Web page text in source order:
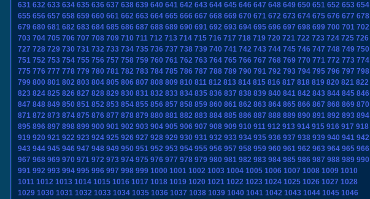
631 632 633 634 635 636 637 638 639 640 641 642 643 644 645 646 647 648 649 650 651 652 653 654
655 656 657 658 659 660 661 662 663 664 665 666 667 668 669 670 671 672 673 674 675 676 677 678
679 680 681 682 683 684 685 686 687 688 689 690 691 692 693 694 695 696 697 698 699 700 701 702
703 704 705 706 707 708 709 710 711 712 713 714 715 716 717 718 719 720 721 722 723 724 725 726
727 728 729 730 731 732 733 734 735 736 737 738 739 740 741 742 743 744 745 746 747 748 749 750
751 752 753 754 755 756 757 758 759 760 761 762 763 764 765 766 767 768 769 770 771 772 773 774
775 776 777 778 779 780 781 782 783 784 785 786 787 788 789 790 791 792 793 794 795 796 797 798
799 800 801 802 803 804 805 806 807 808 809 810 811 812 813 814 815 816 817 818 819 820 821 822
823 824 825 826 827 828 829 830 831 832 833 834 835 836 837 838 839 840 841 842 843 844 845 846
847 848 849 850 851 852 853 854 855 856 857 858 859 860 861 862 863 864 865 866 867 868 869 870
871 872 873 874 875 876 877 878 879 880 881 882 883 884 885 886 887 888 889 890 891 892 893 894
895 896 897 898 899 900 901 902 903 904 905 906 907 908 909 910 911 912 913 914 915 916 917 918
919 920 921 922 923 924 925 926 927 928 929 930 931 932 933 934 935 936 937 938 939 940 941 942
943 944 945 946 947 948 949 950 951 952 953 954 955 956 957 958 959 960 961 962 963 964 965 966
967 968 969 970 971 972 973 974 975 976 977 978 979 980 981 982 983 984 985 986 987 988 989 990
991 992 993 994 995 996 997 998 999 1000 1001 1002 1003 1004 1005 1006 1007 1008 1009 1010
1011 1012 1013 1014 1015 1016 1017 1018 1019 1020 1021 1022 1023 1024 1025 1026 1027 1028
1029 1030 1031 1032 1033 1034 1035 1036 1037 1038 1039 1040 1041 1042 1043 1044 1045 1046